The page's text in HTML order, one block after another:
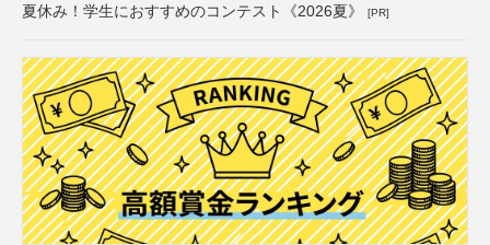
夏休み！学生におすすめのコンテスト《2026夏》 [PR]